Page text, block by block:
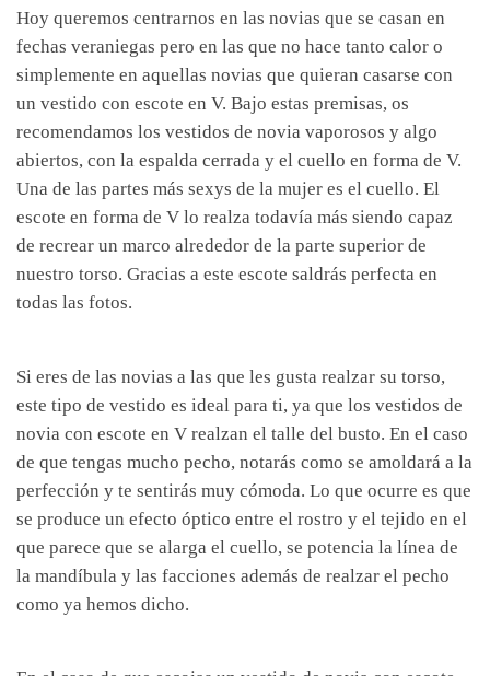
Hoy queremos centrarnos en las novias que se casan en
fechas veraniegas pero en las que no hace tanto calor o
simplemente en aquellas novias que quieran casarse con
un vestido con escote en V. Bajo estas premisas, os
recomendamos los vestidos de novia vaporosos y algo
abiertos, con la espalda cerrada y el cuello en forma de V.
Una de las partes más sexys de la mujer es el cuello. El
escote en forma de V lo realza todavía más siendo capaz
de recrear un marco alrededor de la parte superior de
nuestro torso. Gracias a este escote saldrás perfecta en
todas las fotos.
Si eres de las novias a las que les gusta realzar su torso,
este tipo de vestido es ideal para ti, ya que los vestidos de
novia con escote en V realzan el talle del busto. En el caso
de que tengas mucho pecho, notarás como se amoldará a la
perfección y te sentirás muy cómoda. Lo que ocurre es que
se produce un efecto óptico entre el rostro y el tejido en el
que parece que se alarga el cuello, se potencia la línea de
la mandíbula y las facciones además de realzar el pecho
como ya hemos dicho.